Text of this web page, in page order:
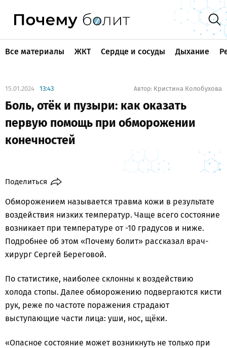
Все материалы ЖКТ Сердце и сосуды Дыхание
15.01.2024 13:43 Автор: Кристина Колобухова
Боль, отёк и пузыри: как оказать
первую помощь при обморожении
конечностей
Поделиться
Обморожением называется травма кожи в результате
воздействия низких температур. Чаще всего состояние
возникает при температуре от -10 градусов и ниже.
Подробнее об этом «Почему болит» рассказал врач-
хирург Сергей Береговой.
По статистике, наиболее склонны к воздействию
холода стопы. Далее обморожению подвергаются кисти
рук, реже по частоте поражения страдают
выступающие части лица: уши, нос, щёки.
«Опасное состояние может возникнуть не только при